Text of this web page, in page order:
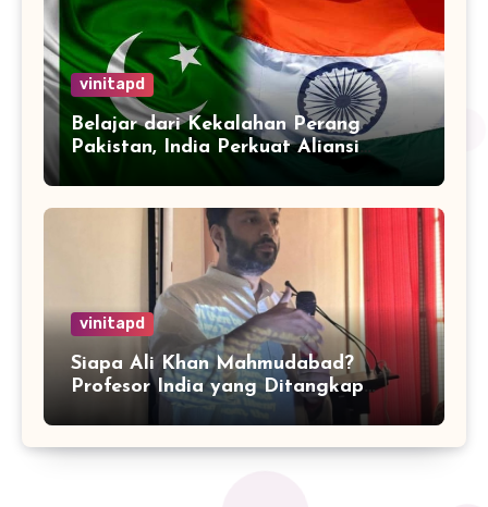
vinitapd
Belajar dari Kekalahan Perang
Pakistan, India Perkuat Aliansi
vinitapd
Siapa Ali Khan Mahmudabad?
Profesor India yang Ditangkap
karena Kritik Operasi Sindoor